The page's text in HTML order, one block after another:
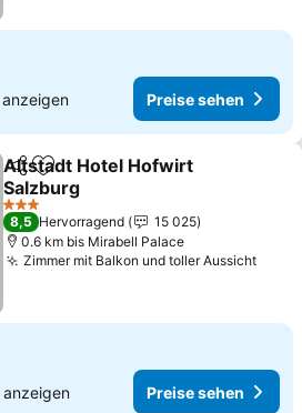
anzeigen Preise sehen
TeilenZu Favoriten hinzufügen
Altstadt Hotel Hofwirt
Salzburg
Preise sehen
3 Sterne
8,5 Hervorragend
15 025
0.6 km bis Mirabell Palace
Zimmer mit Balkon und toller Aussicht
anzeigen Preise sehen